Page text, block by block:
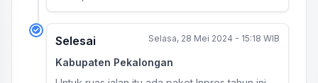
Selesai Selasa, 28 Mei 2024 - 15:18 WIB
Kabupaten Pekalongan